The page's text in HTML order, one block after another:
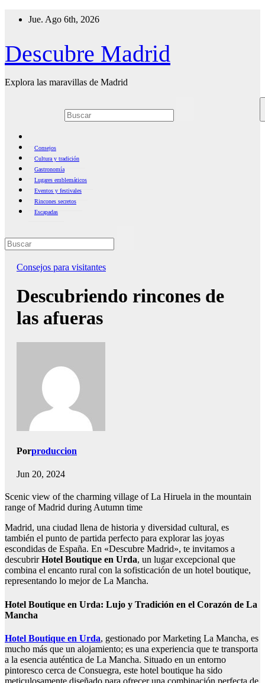
Jue. Ago 6th, 2026
Descubre Madrid
Explora las maravillas de Madrid
Consejos
Cultura y tradición
Gastronomía
Lugares emblemáticos
Eventos y festivales
Rincones secretos
Escapadas
Consejos para visitantes
Descubriendo rincones de
las afueras
Porproduccion
Jun 20, 2024
Scenic view of the charming village of La Hiruela in the mountain
range of Madrid during Autumn time
Madrid, una ciudad llena de historia y diversidad cultural, es
también el punto de partida perfecto para explorar las joyas
escondidas de España. En «Descubre Madrid», te invitamos a
descubrirHotel Boutique en Urda, un lugar excepcional que
combina el encanto rural con la sofisticación de un hotel boutique,
representando lo mejor de La Mancha.
Hotel Boutique en Urda: Lujo y Tradición en el Corazón de La
Mancha
Hotel Boutique en Urda, gestionado por Marketing La Mancha, es
mucho más que un alojamiento; es una experiencia que te transporta
a la esencia auténtica de La Mancha. Situado en un entorno
pintoresco cerca de Consuegra, este hotel boutique ha sido
meticulosamente diseñado para ofrecer una combinación perfecta de